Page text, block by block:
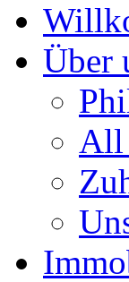
Über
All